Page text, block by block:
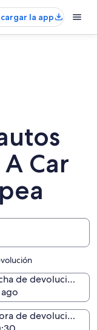
la app
Car
Fecha de devolución
Hora de devolución